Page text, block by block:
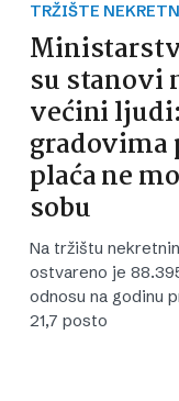
TRŽIŠTE
su stanovi
većini
gradovima
plaća ne
sobu
Na tržištu
ostvareno je
odnosu na godinu
21,7 posto